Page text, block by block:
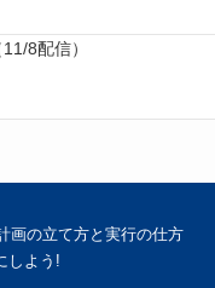
8配信）
画の立て方と実行の仕方
しよう!